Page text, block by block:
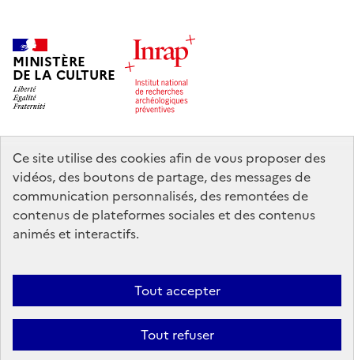
Ce site utilise des cookies afin de vous proposer des
vidéos, des boutons de partage, des messages de
communication personnalisés, des remontées de
contenus de plateformes sociales et des contenus
animés et interactifs.
Tout accepter
Tout refuser
MINISTÈRE
DE LA CULTURE
legifrance.gouv.fr
info.gouv.fr
service-public.gouv.fr
data.gouv.fr
Nous contacter Mentions légales
Accessibilité : partiellement
Politique d’utilisation des témoins de connexion (cookies)
Politique générale de protection des données